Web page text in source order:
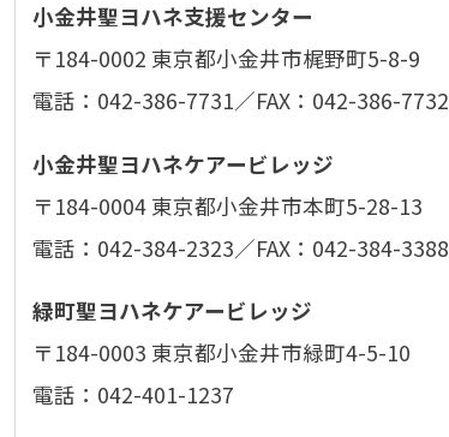
小金井聖ヨハネ支援センター
〒184-0002 東京都小金井市梶野町5-8-9
電話：042-386-7731／FAX：042-386-7732
小金井聖ヨハネケアービレッジ
〒184-0004 東京都小金井市本町5-28-13
電話：042-384-2323／FAX：042-384-3388
緑町聖ヨハネケアービレッジ
〒184-0003 東京都小金井市緑町4-5-10
電話：042-401-1237